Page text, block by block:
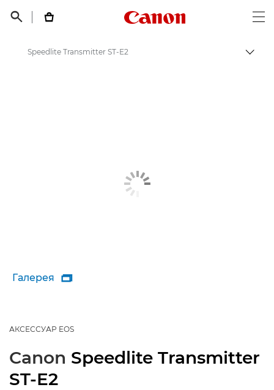
 
Canon Logo, back
Speedlite Transmitter ST-E2
Галерея 
АКСЕССУАР EOS
Canon Speedlite Transmitter
ST-E2